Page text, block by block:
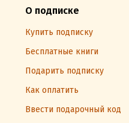
О подписке
Купить подписку
Бесплатные книги
Подарить подписку
Как оплатить
Ввести подарочный код